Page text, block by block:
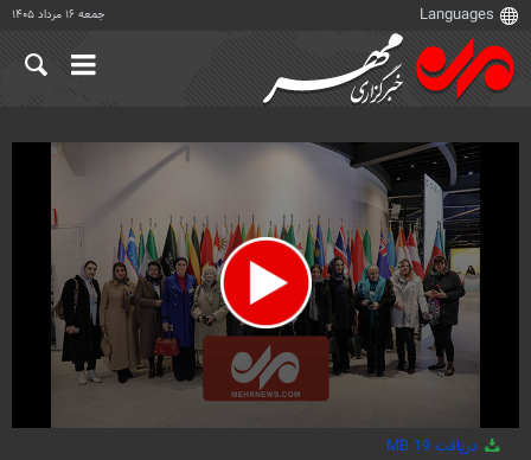
جمعه ۱۶ مرداد ۱۴۰۵
0 دریافت 19 MB